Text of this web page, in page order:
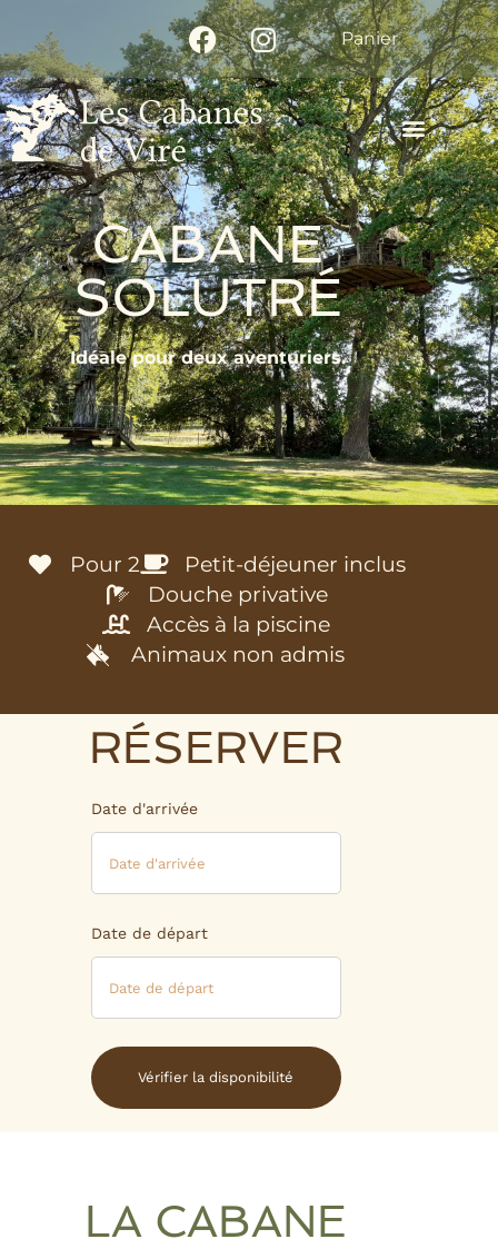
Panier
CABANE
SOLUTRÉ
Idéale pour deux aventuriers.
Pour 2
Petit-déjeuner inclus
Douche privative
Accès à la piscine
Animaux non admis
RÉSERVER
Date d'arrivée
Date de départ
LA CABANE